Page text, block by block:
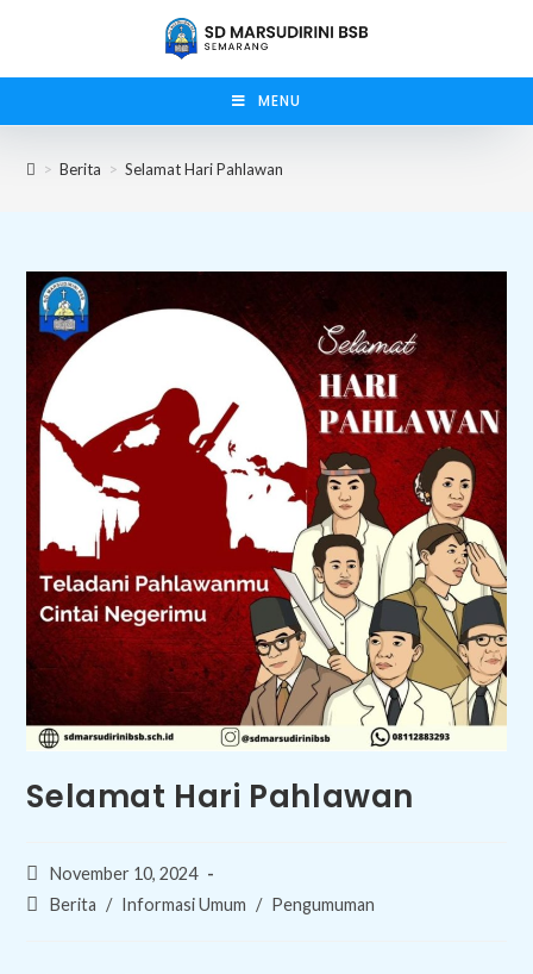
content
MENU
> Berita > Selamat Hari Pahlawan
Selamat Hari Pahlawan
Post
published:
November 10, 2024
PostBerita / Informasi Umum / Pengumuman